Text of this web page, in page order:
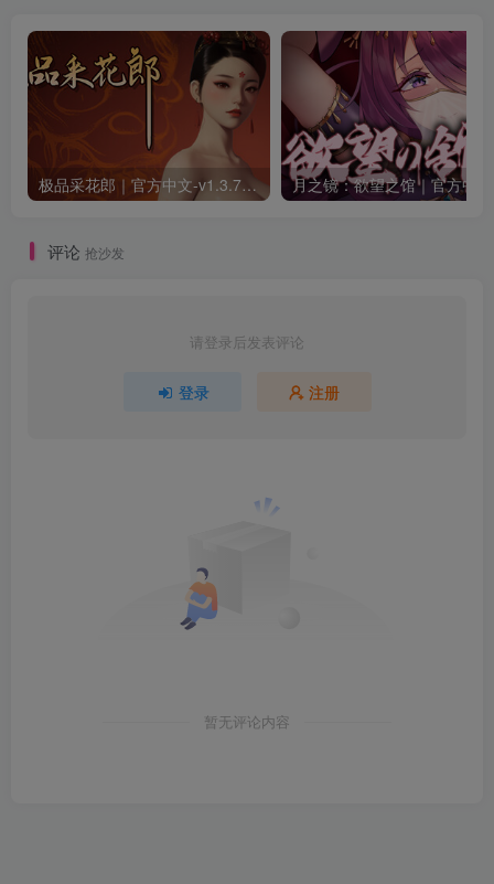
极品采花郎｜官方中文-v1.3.7+满金币初始存档+通关存档｜7.11G｜免安装
评论 抢沙发
请登录后发表评论
登录 注册
暂无评论内容